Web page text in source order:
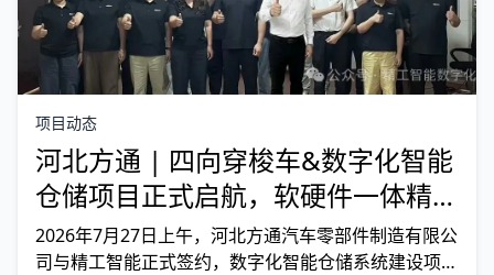
项目动态
河北方通 | 四向穿梭车&数字化智能
仓储项目正式启航，软硬件一体精工
服务大型汽车零部件工厂
2026年7月27日上午，河北方通汽车零部件制造有限公
司与精工智能正式签约，数字化智能仓储系统建设项目